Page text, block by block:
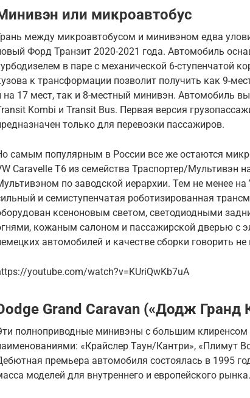
или микроавтобус
между микроавтобусом и минивэном едва
Форд Транзит 2020-2021 года. Автомобиль
в паре с механической 6-ступенчатой
к трансформации позволит получить как 9-
на 17 мест, так и 8-местный минивэн. Автомобиль
Kombi и Transit Bus. Первая версия
только для перевозки пассажиров.
самым популярным в России все же остаются
Caravelle T6 из семейства Траспортер/Мультивэн
по заводской иерархии. Тем не менее на
и семиступенчатая роботизированная
ксеноновым светом, светодиодными
кожаным салоном и пассажирской дверью с
автомобилей и качестве сборки говорить не
youtube.com/watch?v=KUriQwKb7uA
Grand Caravan («Додж Гранд
полноприводные минивэны с большим клиренсом
«Крайслер Таун/Кантри», «Плимут
премьера автомобиля состоялась в 1995
моделей для внутреннего и европейского рынка.